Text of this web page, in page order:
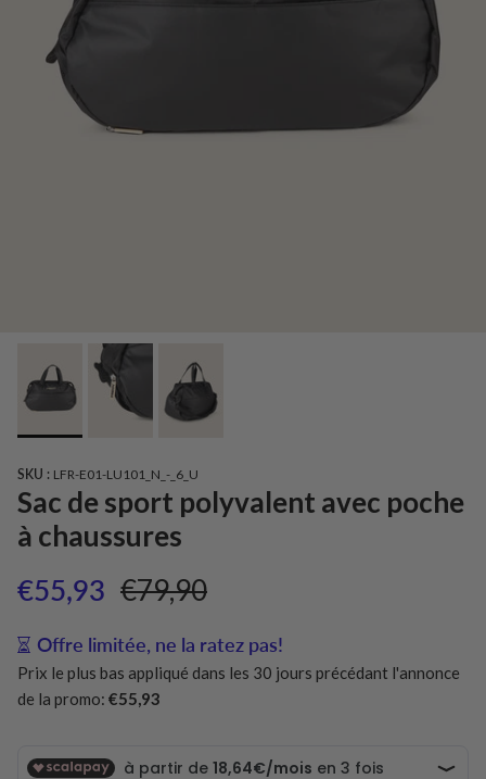
SKU : LFR-E01-LU101_N_-_6_U
Sac de sport polyvalent avec poche
à chaussures
Prix soldé
€55,93 Prix habituel
€79,90
Offre limitée, ne la ratez pas!
Prix le plus bas appliqué dans les 30 jours précédant l'annonce
de la promo: €55,93